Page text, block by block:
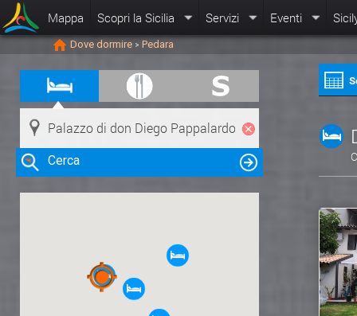
Mappa Scopri la Sicilia Servizi Eventi
Dove dormire > Pedara
Cerca
Clicca su una risorsa nella mappa
per visualizzare le informazioni